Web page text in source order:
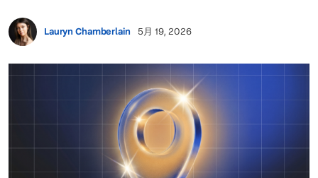
Lauryn Chamberlain 5月 19, 2026